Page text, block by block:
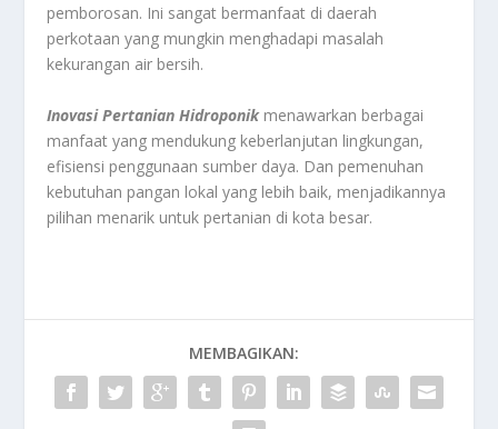
pemborosan. Ini sangat bermanfaat di daerah
perkotaan yang mungkin menghadapi masalah
kekurangan air bersih.
Inovasi Pertanian Hidroponikmenawarkan berbagai
manfaat yang mendukung keberlanjutan lingkungan,
efisiensi penggunaan sumber daya. Dan pemenuhan
kebutuhan pangan lokal yang lebih baik, menjadikannya
pilihan menarik untuk pertanian di kota besar.
MEMBAGIKAN: